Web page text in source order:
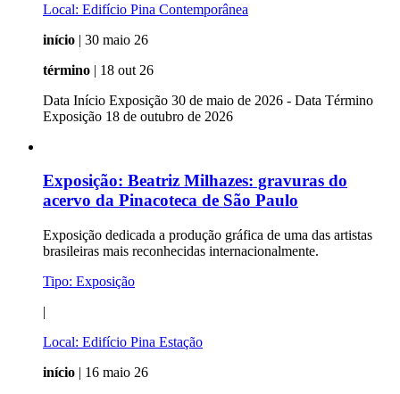
Local: Edifício Pina Contemporânea
início | 30 maio 26
término | 18 out 26
Data Início Exposição 30 de maio de 2026 - Data Término
Exposição 18 de outubro de 2026
Exposição: Beatriz Milhazes: gravuras do
acervo da Pinacoteca de São Paulo
Exposição dedicada a produção gráfica de uma das artistas
brasileiras mais reconhecidas internacionalmente.
Tipo: Exposição
|
Local: Edifício Pina Estação
início | 16 maio 26